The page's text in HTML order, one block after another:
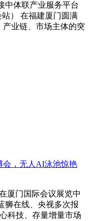
中体联产业服务平台
站） 在福建厦门圆满
业链、市场主体的突
会，无人AI泳池惊艳
厦门国际会议展览中
狮在线、央视多次报
科技、存量增量市场